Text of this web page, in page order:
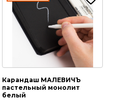
Карандаш МАЛЕВИЧЪ
пастельный монолит
белый